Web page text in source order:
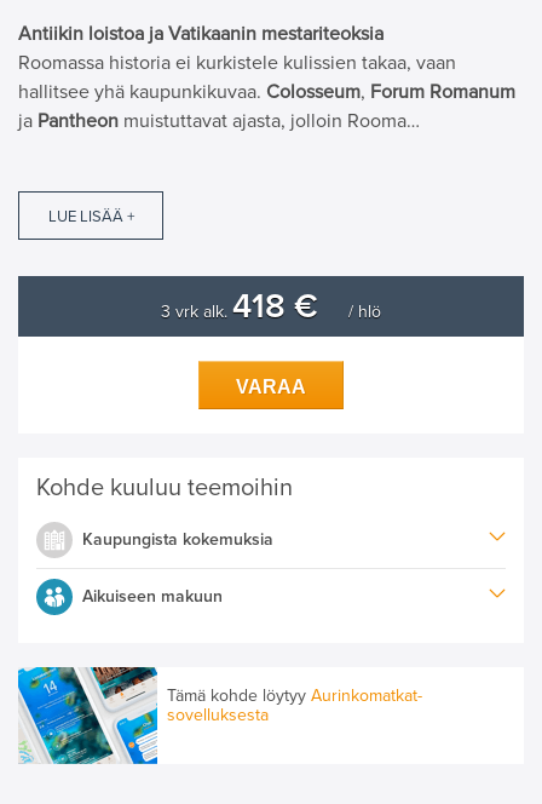
Antiikin loistoa ja Vatikaanin mestariteoksia
Roomassa historia ei kurkistele kulissien takaa, vaan
hallitsee yhä kaupunkikuvaa. Colosseum, Forum Romanum
ja Pantheon muistuttavat ajasta, jolloin Rooma…
LUE LISÄÄ +
3 vrk alk.418 € / hlö
VARAA
Kohde kuuluu teemoihin
Kaupungista kokemuksia
Aikuiseen makuun
Tämä kohde löytyy Aurinkomatkat-
sovelluksesta